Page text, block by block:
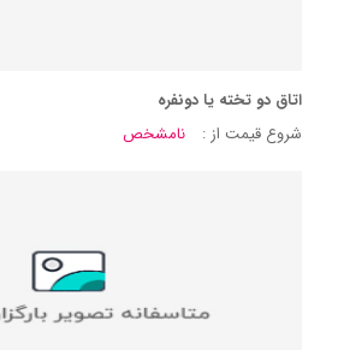
اتاق دو تخته یا دونفره
شروع قیمت از :
نامشخص